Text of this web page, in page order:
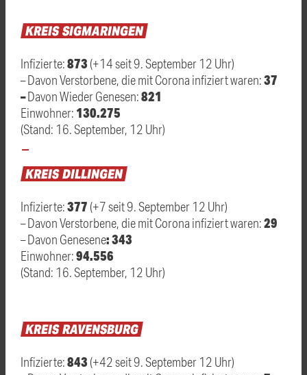
KREISSIGMARINGEN
Infizierte:873 (+14 seit 9. September 12 Uhr)
– Davon Verstorbene, die mit Corona infiziert waren:37
–Davon Wieder Genesen:821
Einwohner:130.275
(Stand: 16. September, 12 Uhr)
KREISDILLINGEN
Infizierte:377 (+7 seit 9. September 12 Uhr)
– Davon Verstorbene, die mit Corona infiziert waren:29
– Davon Genesene: 343
Einwohner:94.556
(Stand: 16. September, 12 Uhr)
KREISRAVENSBURG
Infizierte:843 (+42 seit 9. September 12 Uhr)